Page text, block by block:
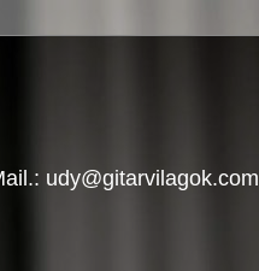
udy@gitarvilagok.com